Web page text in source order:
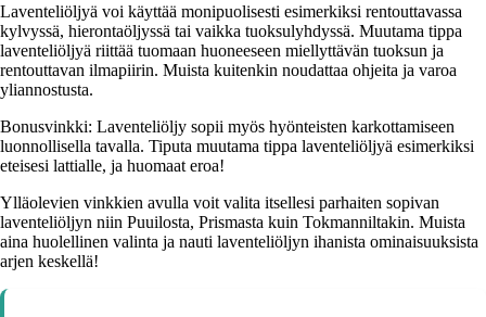
Laventeliöljyä voi käyttää monipuolisesti esimerkiksi rentouttavassa
kylvyssä, hierontaöljyssä tai vaikka tuoksulyhdyssä. Muutama tippa
laventeliöljyä riittää tuomaan huoneeseen miellyttävän tuoksun ja
rentouttavan ilmapiirin. Muista kuitenkin noudattaa ohjeita ja varoa
yliannostusta.
Bonusvinkki: Laventeliöljy sopii myös hyönteisten karkottamiseen
luonnollisella tavalla. Tiputa muutama tippa laventeliöljyä esimerkiksi
eteisesi lattialle, ja huomaat eroa!
Ylläolevien vinkkien avulla voit valita itsellesi parhaiten sopivan
laventeliöljyn niin Puuilosta, Prismasta kuin Tokmanniltakin. Muista
aina huolellinen valinta ja nauti laventeliöljyn ihanista ominaisuuksista
arjen keskellä!